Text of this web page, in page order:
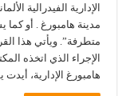
الإدارية الفيدرالية
مدينة هامبورغ . أو
متطرفة”. ويأتي هذا
الإجراء الذي اتخذه
هامبورغ الإدارية، أيدت